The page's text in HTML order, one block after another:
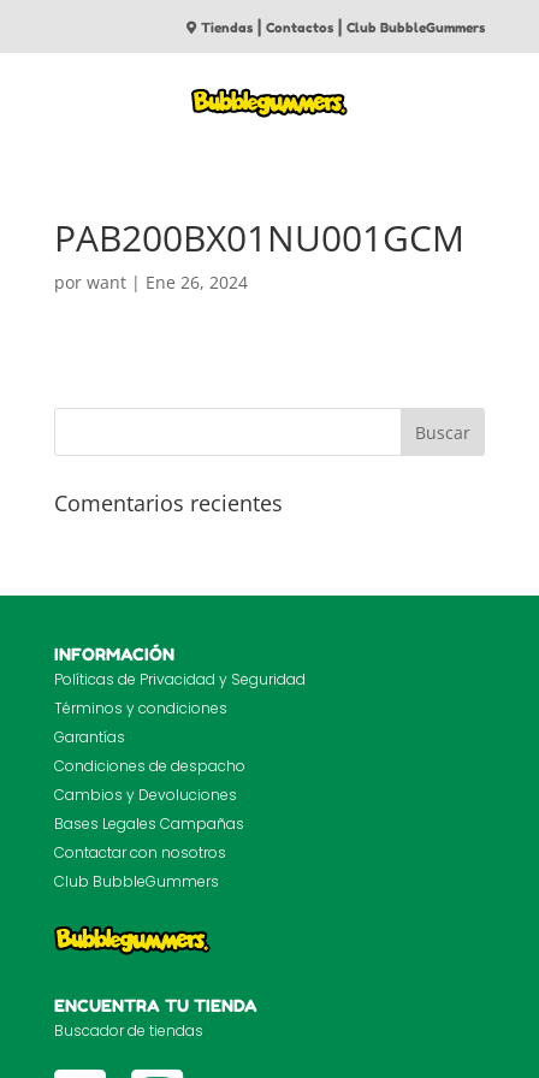
Tiendas |Contactos |Club BubbleGummers
PAB200BX01NU001GCM
por want| Ene 26, 2024
Comentarios recientes
INFORMACIÓN
Políticas de Privacidad y Seguridad
Términos y condiciones
Garantías
Condiciones de despacho
Cambios y Devoluciones
Bases Legales Campañas
Contactar con nosotros
Club BubbleGummers
ENCUENTRA TU TIENDA
Buscador de tiendas